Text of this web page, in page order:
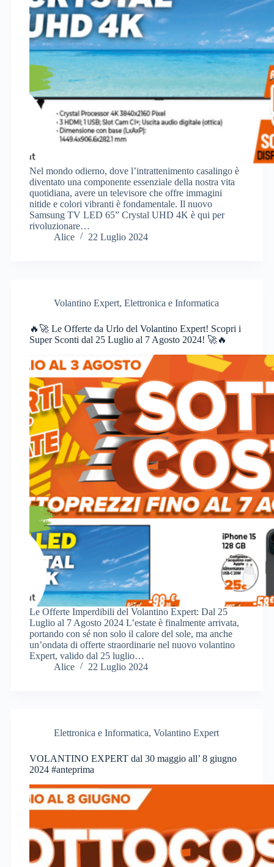
Nel mondo odierno, dove l’intrattenimento casalingo è
diventato una componente essenziale della nostra vita
quotidiana, avere un televisore che offre immagini
nitide e colori vibranti è fondamentale. Il nuovo
Samsung TV LED 65” Crystal UHD 4K è qui per
rivoluzionare…
Alice
22 Luglio 2024
Volantino Expert, Elettronica e Informatica
🔥🚀 Le Offerte da Urlo del Volantino Expert! Scopri i
Super Sconti dal 25 Luglio al 7 Agosto 2024! 🚀🔥
Le Offerte Imperdibili del Volantino Expert: Dal 25
Luglio al 7 Agosto 2024 L’estate è finalmente arrivata,
portando con sé non solo il calore del sole, ma anche
un’ondata di offerte straordinarie nel nuovo volantino
Expert, valido dal 25 luglio…
Alice
22 Luglio 2024
Elettronica e Informatica, Volantino Expert
VOLANTINO EXPERT dal 30 maggio all’ 8 giugno
2024 #anteprima